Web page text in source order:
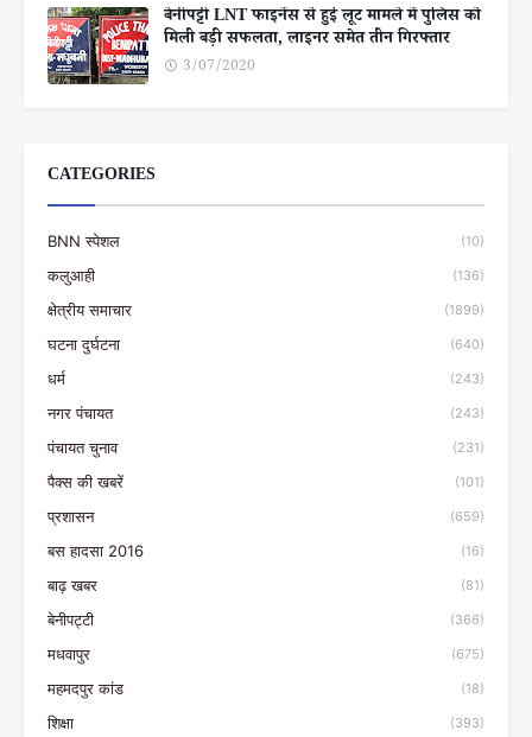
बेनीपट्टी LNT फाइनेंस से हुई लूट मामले में पुलिस को
मिली बड़ी सफलता, लाइनर समेत तीन गिरफ्तार
3/07/2020
CATEGORIES
BNN स्पेशल (10)
कलुआही (136)
क्षेत्रीय समाचार (1899)
घटना दुर्घटना (640)
धर्म (243)
नगर पंचायत (243)
पंचायत चुनाव (231)
पैक्स की खबरें (101)
प्रशासन (659)
बस हादसा 2016 (16)
बाढ़ खबर (81)
बेनीपट्टी (366)
मधवापुर (675)
महमदपुर कांड (18)
शिक्षा (393)